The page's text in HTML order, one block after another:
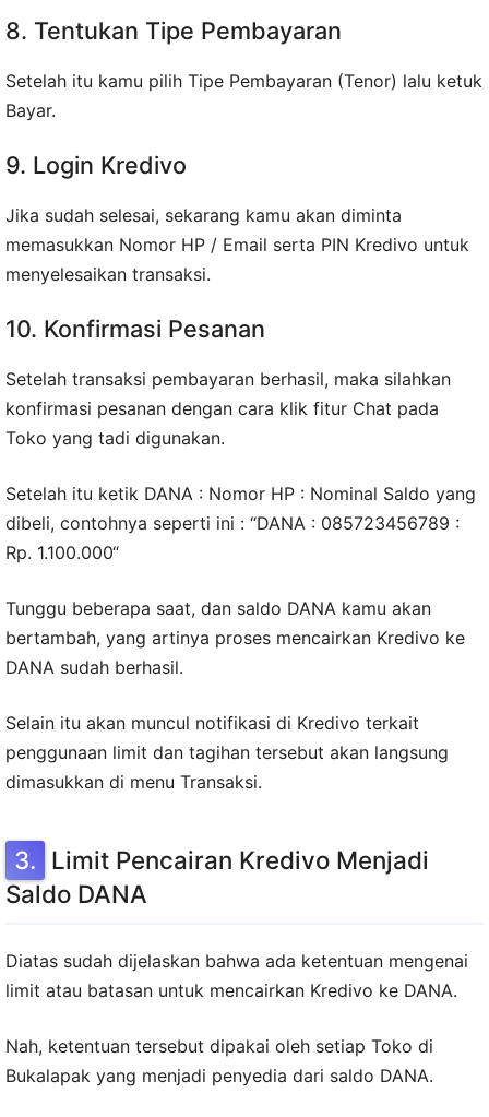
8. Tentukan Tipe Pembayaran
Setelah itu kamu pilih Tipe Pembayaran (Tenor) lalu ketuk
Bayar.
9. Login Kredivo
Jika sudah selesai, sekarang kamu akan diminta
memasukkan Nomor HP / Email serta PIN Kredivo untuk
menyelesaikan transaksi.
10. Konfirmasi Pesanan
Setelah transaksi pembayaran berhasil, maka silahkan
konfirmasi pesanan dengan cara klik fitur Chat pada
Toko yang tadi digunakan.
Setelah itu ketik DANA : Nomor HP : Nominal Saldo yang
dibeli, contohnya seperti ini : “DANA : 085723456789 :
Rp. 1.100.000“
Tunggu beberapa saat, dan saldo DANA kamu akan
bertambah, yang artinya proses mencairkan Kredivo ke
DANA sudah berhasil.
Selain itu akan muncul notifikasi di Kredivo terkait
penggunaan limit dan tagihan tersebut akan langsung
dimasukkan di menu Transaksi.
Limit Pencairan Kredivo Menjadi
Saldo DANA
Diatas sudah dijelaskan bahwa ada ketentuan mengenai
limit atau batasan untuk mencairkan Kredivo ke DANA.
Nah, ketentuan tersebut dipakai oleh setiap Toko di
Bukalapak yang menjadi penyedia dari saldo DANA.